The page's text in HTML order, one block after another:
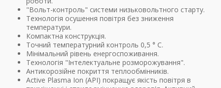
"Вольт-контроль" системи низьковольтного старту.
Технологія осушення повітря без зниження
температури.
Компактна конструкція.
Точний температурний контроль 0,5 ° С.
Мінімальний рівень енергоспоживання.
Технологія "Інтелектуальне розморожування".
Антикорозійне покриття теплообмінників.
Active Plasma Ion (API) покращує якість повітря в